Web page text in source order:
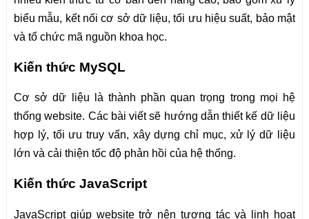
biểu mẫu, kết nối cơ sở dữ liệu, tối ưu hiệu suất, bảo mật
và tổ chức mã nguồn khoa học.
Kiến thức MySQL
Cơ sở dữ liệu là thành phần quan trọng trong mọi hệ
thống website. Các bài viết sẽ hướng dẫn thiết kế dữ liệu
hợp lý, tối ưu truy vấn, xây dựng chỉ mục, xử lý dữ liệu
lớn và cải thiện tốc độ phản hồi của hệ thống.
Kiến thức JavaScript
JavaScript giúp website trở nên tương tác và linh hoạt